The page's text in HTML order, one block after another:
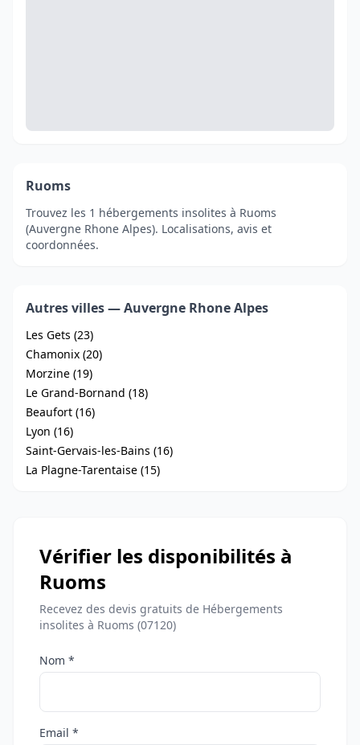
Ruoms
Trouvez les 1 hébergements insolites à Ruoms
(Auvergne Rhone Alpes). Localisations, avis et
coordonnées.
Autres villes — Auvergne Rhone Alpes
Les Gets (23)
Chamonix (20)
Morzine (19)
Le Grand-Bornand (18)
Beaufort (16)
Lyon (16)
Saint-Gervais-les-Bains (16)
La Plagne-Tarentaise (15)
Vérifier les disponibilités à
Ruoms
Recevez des devis gratuits de Hébergements
insolites à Ruoms (07120)
Nom *
Email *